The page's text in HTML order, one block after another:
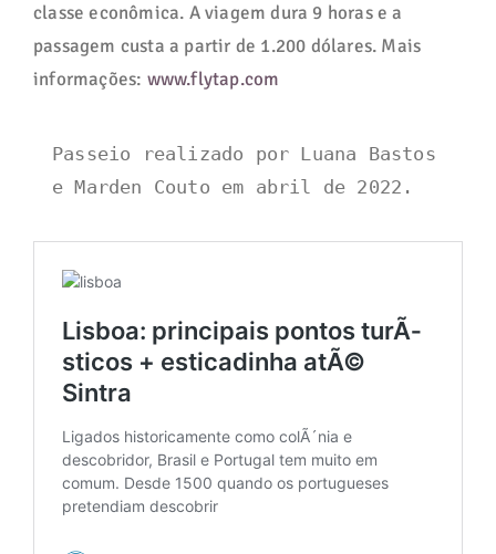
classe econômica. A viagem dura 9 horas e a
passagem custa a partir de 1.200 dólares. Mais
informações: www.flytap.com
Passeio realizado por Luana Bastos
e Marden Couto em abril de 2022.